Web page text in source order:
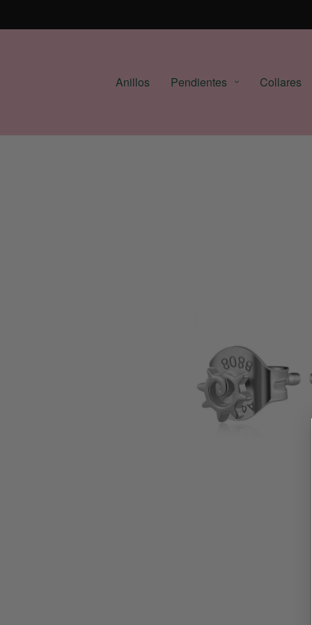
Anillos Pendientes Collares